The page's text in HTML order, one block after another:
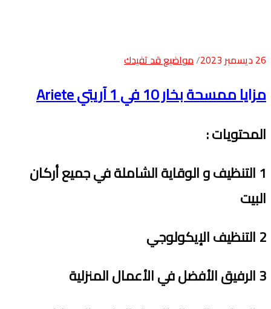
26 ديسمبر 2023 مواضيع قد تفيدك
مزايا ممسحة بخار 10 في 1 آريتي Ariete
المحتويات:
1التنظيف و الوقاية الشاملة في جميع أركان
البيت
2التنظيف اﻹيكولوجي
3الرفيق اﻷفضل في اﻷعمال المنزلية